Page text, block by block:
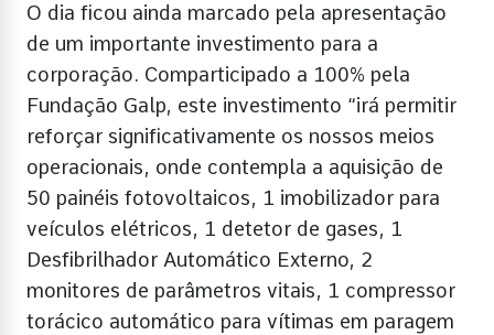
O dia ficou ainda marcado pela apresentação
de um importante investimento para a
corporação. Comparticipado a 100% pela
Fundação Galp, este investimento “irá permitir
reforçar significativamente os nossos meios
operacionais, onde contempla a aquisição de
50 painéis fotovoltaicos, 1 imobilizador para
veículos elétricos, 1 detetor de gases, 1
Desfibrilhador Automático Externo, 2
monitores de parâmetros vitais, 1 compressor
torácico automático para vítimas em paragem